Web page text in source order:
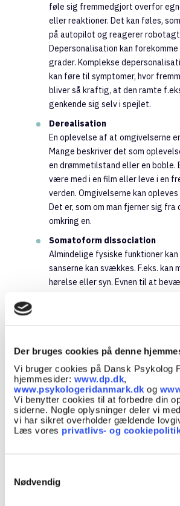
Der bruges cookies på denne
Vi bruger cookies på Dansk Psykolog
hjemmesider: www.dp.dk,
www.psykologeridanmark.dk og
Vi benytter cookies til at forbedre din
siderne. Nogle oplysninger deler vi
vi har sikret overholder gældende
Læs vores privatlivs- og
Nødvendig
føle sig fremmedgjort overfor
eller reaktioner. Det kan føles,
på autopilot og reagerer
Depersonalisation kan
grader. Komplekse
kan føre til symptomer, hvor
bliver så kraftig, at den ramte
genkende sig selv i spejlet.
Derealisation
En oplevelse af at omgivelserne
Mange beskriver det som
en drømmetilstand eller en boble.
være med i en film eller leve i en
verden. Omgivelserne kan
Det er, som om man fjerner sig fra
omkring en.
Somatoform dissociation
Almindelige fysiske funktioner
sanserne kan svækkes. F.eks. kan
hørelse eller syn. Evnen til at
symptomer, som f.eks. pludselig
svedproduktion, kriblen, kvalme og
krampeanfald.
Dissociativ identitetstilstand
Identitetsoplevelsen er
der er flere distinkte
personen oplever sig som. Et skift